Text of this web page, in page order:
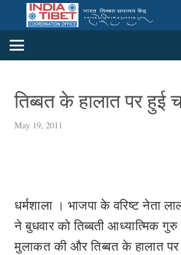
तिब्बत के हालात पर हुई
May 19, 2011
धर्मशाला । भाजपा के वरिष्ट नेता
ने बुधवार को तिब्बती आध्यात्मिक
मुलाकत की और तिब्बत के हालात पर